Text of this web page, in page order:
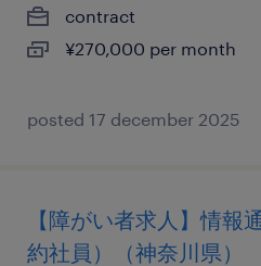
contract
¥270,000 per month
posted 17 december 2025
【障がい者求人】情報
約社員）（神奈川県）